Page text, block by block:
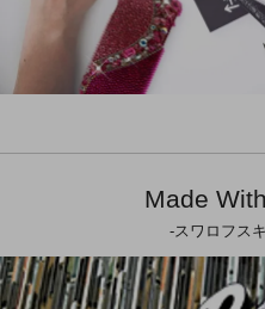
Made
-スワロフス